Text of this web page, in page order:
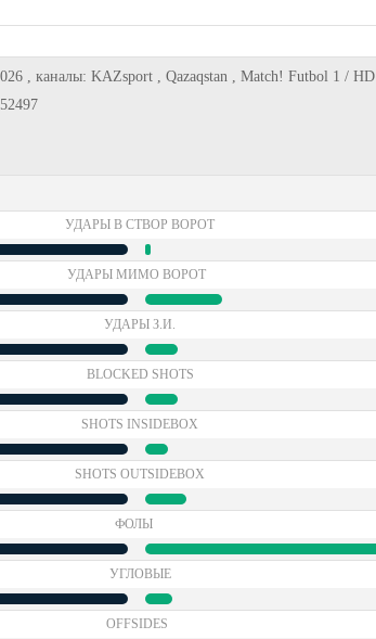
, каналы: KAZsport , Qazaqstan , Match! Futbol 1 / HD
УДАРЫ В СТВОР ВОРОТ
УДАРЫ МИМО ВОРОТ
УДАРЫ З.И.
BLOCKED SHOTS
SHOTS INSIDEBOX
SHOTS OUTSIDEBOX
ФОЛЫ
УГЛОВЫЕ
OFFSIDES